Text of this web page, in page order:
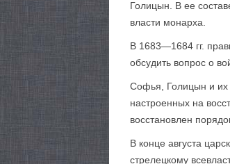
Голицын. В ее
власти монарха.
В 1683—1684 гг.
обсудить вопрос о
Софья, Голицын и их
настроенных на
восстановлен
В конце августа
стрелецкому